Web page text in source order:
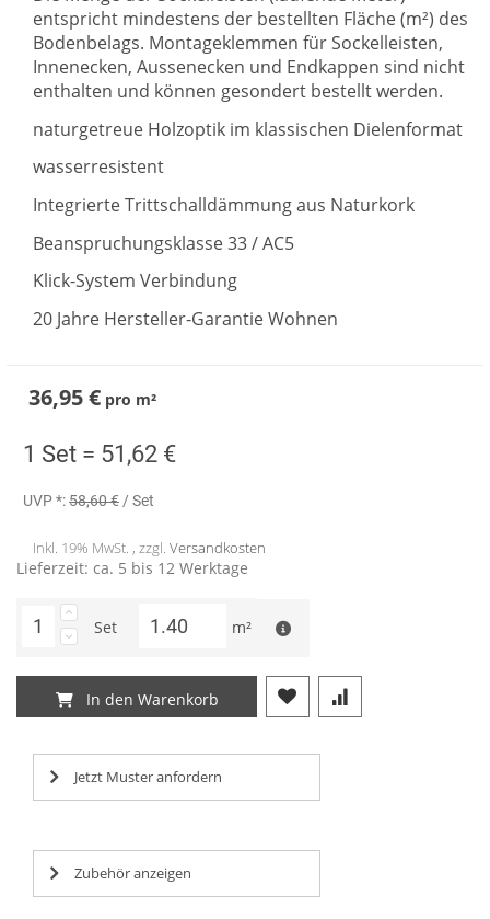
entspricht mindestens der bestellten Fläche (m²) des
Bodenbelags. Montageklemmen für Sockelleisten,
Innenecken, Aussenecken und Endkappen sind nicht
enthalten und können gesondert bestellt werden.
naturgetreue Holzoptik im klassischen Dielenformat
wasserresistent
Integrierte Trittschalldämmung aus Naturkork
Beanspruchungsklasse 33 / AC5
Klick-System Verbindung
20 Jahre Hersteller-Garantie Wohnen
36,95 € pro m²
1 Set = 51,62 €
UVP *:58,60 €/ Set
Inkl. 19% MwSt. , zzgl. Versandkosten
Lieferzeit: ca. 5 bis 12 Werktage
Set m²
In den Warenkorb
Jetzt Muster anfordern
Zubehör anzeigen